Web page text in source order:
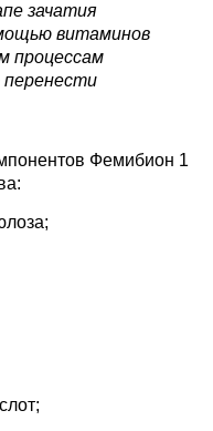
зачатия
витаминов
процессам
перенести
Фемибион 1